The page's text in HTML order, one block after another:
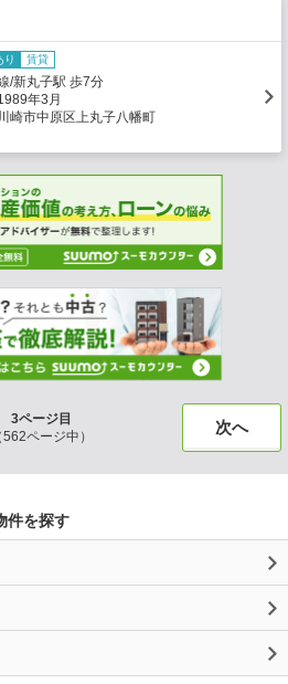
り 賃貸
/新丸子駅 歩7分
年3月
崎市中原区上丸子八幡町
3ページ目
562ページ中）
次へ
件を探す